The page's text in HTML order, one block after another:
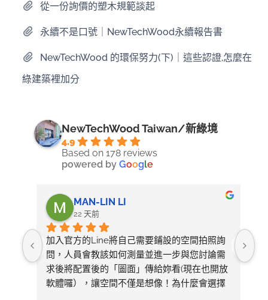
從一份詢價的塑木規範談起
永續不是口號｜NewTechWood永續報告書
NewTechWood 的環保努力(下)｜這些認證,怎麼在
綠建築裡加分
NewTechWood Taiwan/新綠境
4.9
Based on 178 reviews
powered byGoogle
MAN-LIN LI
22 天前
加入官方的Line將自己需要鋪設的空間拍照詢
問，人員會教該如何測量並進一步與您討論需
求後將配置後的「圖面」傳給妳看(現在也開放
軟體囉），讓空間不僅是想像！為什麼會選擇